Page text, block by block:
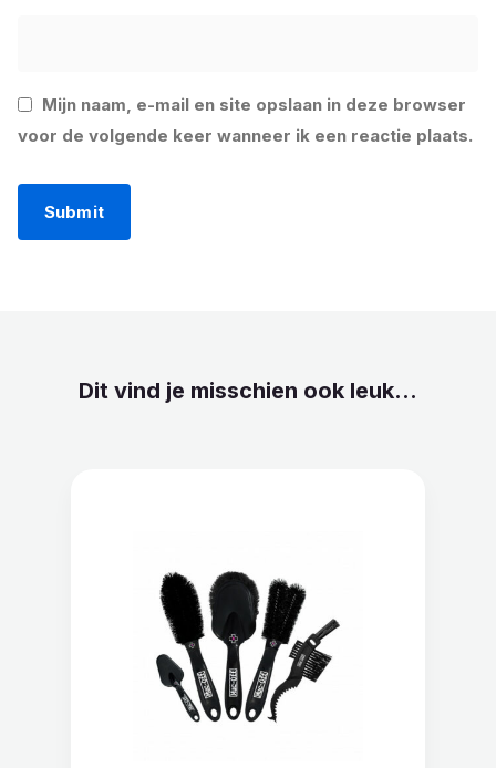
Mijn naam, e-mail en site opslaan in deze browser
voor de volgende keer wanneer ik een reactie plaats.
Dit vind je misschien ook leuk...